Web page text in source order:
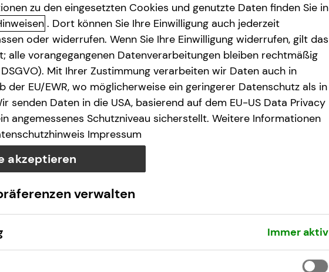
zu den eingesetzten Cookies und genutzte Daten finden Sie in
. Dort können Sie Ihre Einwilligung auch jederzeit
oder widerrufen. Wenn Sie Ihre Einwilligung widerrufen, gilt das
alle vorangegangenen Datenverarbeitungen bleiben rechtmäßig
Mit Ihrer Zustimmung verarbeiten wir Daten auch in
der EU/EWR, wo möglicherweise ein geringerer Datenschutz als in
senden Daten in die USA, basierend auf dem EU-US Data Privacy
angemessenes Schutzniveau sicherstellt. Weitere Informationen
Impressum
akzeptieren
verwalten
Immer aktiv